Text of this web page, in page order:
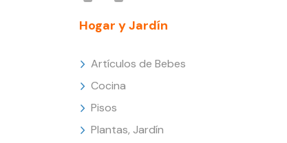
Hogar y Jardín
Artículos de Bebes
Cocina
Pisos
Plantas, Jardín